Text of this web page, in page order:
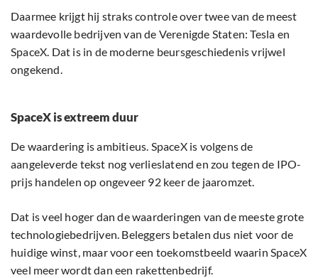
Daarmee krijgt hij straks controle over twee van de meest
waardevolle bedrijven van de Verenigde Staten: Tesla en
SpaceX. Dat is in de moderne beursgeschiedenis vrijwel
ongekend.
SpaceX is extreem duur
De waardering is ambitieus. SpaceX is volgens de
aangeleverde tekst nog verlieslatend en zou tegen de IPO-
prijs handelen op ongeveer 92 keer de jaaromzet.
Dat is veel hoger dan de waarderingen van de meeste grote
technologiebedrijven. Beleggers betalen dus niet voor de
huidige winst, maar voor een toekomstbeeld waarin SpaceX
veel meer wordt dan een rakettenbedrijf.